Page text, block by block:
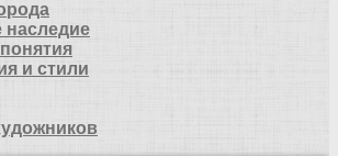
наследие
и стили